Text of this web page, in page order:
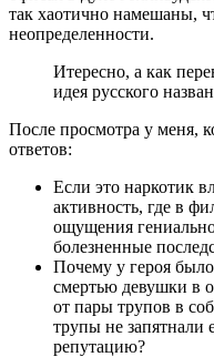
так хаотично намешаны,
неопределенности.
Итересно, а как
идея русского
После просмотра у меня,
ответов:
Если это наркотик
активность, где в
ощущения
болезненные
Почему у героя
смертью девушки в
от пары трупов в
трупы не запятнали
репутацию?